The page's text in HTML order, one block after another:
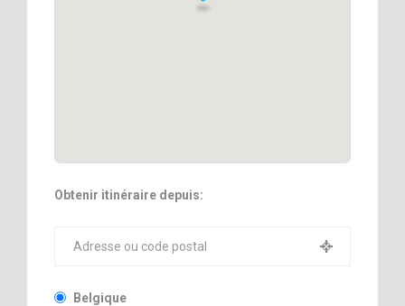
Obtenir itinéraire depuis:
Belgique